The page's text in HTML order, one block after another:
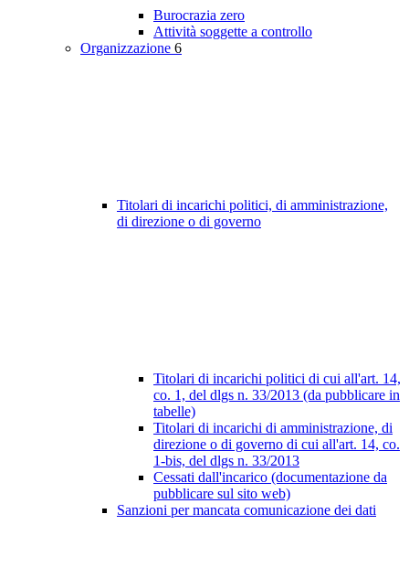
Burocrazia zero
Attività soggette a controllo
Organizzazione 6
Titolari di incarichi politici, di amministrazione,
di direzione o di governo
Titolari di incarichi politici di cui all'art. 14,
co. 1, del dlgs n. 33/2013 (da pubblicare in
tabelle)
Titolari di incarichi di amministrazione, di
direzione o di governo di cui all'art. 14, co.
1-bis, del dlgs n. 33/2013
Cessati dall'incarico (documentazione da
pubblicare sul sito web)
Sanzioni per mancata comunicazione dei dati